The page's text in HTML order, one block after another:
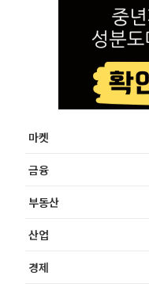
마켓
금융
부동산
산업
경제